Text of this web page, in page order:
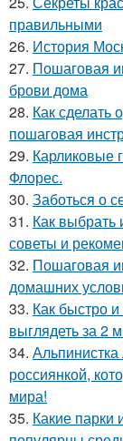
правильными
26. История
27. Пошаговая
брови дома
28. Как сделать
пошаговая
29. Карликовые
Флорес.
30. Заботься о
31. Как выбрать
советы и
32. Пошаговая
домашних
33. Как быстро
выглядеть за 2
34.
россиянкой,
мира!
35. Какие парки